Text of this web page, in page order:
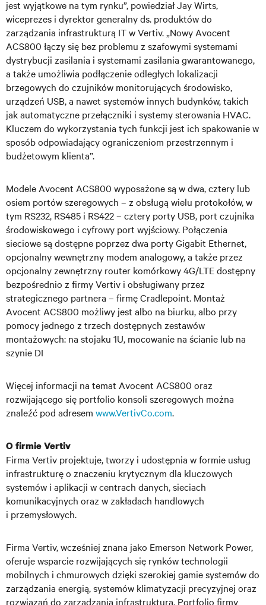
jest wyjątkowe na tym rynku”, powiedział Jay Wirts,
wiceprezes i dyrektor generalny ds. produktów do
zarządzania infrastrukturą IT w Vertiv. „Nowy Avocent
ACS800 łączy się bez problemu z szafowymi systemami
dystrybucji zasilania i systemami zasilania gwarantowanego,
a także umożliwia podłączenie odległych lokalizacji
brzegowych do czujników monitorujących środowisko,
urządzeń USB, a nawet systemów innych budynków, takich
jak automatyczne przełączniki i systemy sterowania HVAC.
Kluczem do wykorzystania tych funkcji jest ich spakowanie w
sposób odpowiadający ograniczeniom przestrzennym i
budżetowym klienta”.
Modele Avocent ACS800 wyposażone są w dwa, cztery lub
osiem portów szeregowych – z obsługą wielu protokołów, w
tym RS232, RS485 i RS422 – cztery porty USB, port czujnika
środowiskowego i cyfrowy port wyjściowy. Połączenia
sieciowe są dostępne poprzez dwa porty Gigabit Ethernet,
opcjonalny wewnętrzny modem analogowy, a także przez
opcjonalny zewnętrzny router komórkowy 4G/LTE dostępny
bezpośrednio z firmy Vertiv i obsługiwany przez
strategicznego partnera – firmę Cradlepoint. Montaż
Avocent ACS800 możliwy jest albo na biurku, albo przy
pomocy jednego z trzech dostępnych zestawów
montażowych: na stojaku 1U, mocowanie na ścianie lub na
szynie DI
Więcej informacji na temat Avocent ACS800 oraz
rozwijającego się portfolio konsoli szeregowych można
znaleźć pod adresem www.VertivCo.com.
O firmie Vertiv
Firma Vertiv projektuje, tworzy i udostępnia w formie usług
infrastrukturę o znaczeniu krytycznym dla kluczowych
systemów i aplikacji w centrach danych, sieciach
komunikacyjnych oraz w zakładach handlowych
i przemysłowych.
Firma Vertiv, wcześniej znana jako Emerson Network Power,
oferuje wsparcie rozwijających się rynków technologii
mobilnych i chmurowych dzięki szerokiej gamie systemów do
zarządzania energią, systemów klimatyzacji precyzyjnej oraz
rozwiązań do zarządzania infrastrukturą. Portfolio firmy